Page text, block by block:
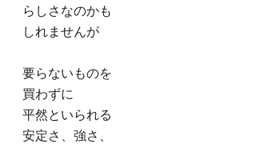
らしさなのかも
しれませんが
要らないものを
買わずに
平然といられる
安定さ、強さ、